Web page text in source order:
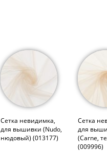
Сетка невидимка,
для вышивки (Nudo,
нюдовый) (013177)
Сетка
для
(Carne,
(009996)